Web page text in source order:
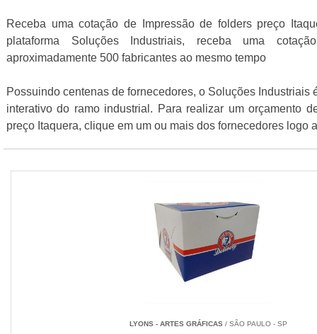
Receba uma cotação de Impressão de folders preço
plataforma Soluções Industriais, receba uma
aproximadamente 500 fabricantes ao mesmo tempo
Possuindo centenas de fornecedores, o Soluções Industriais
interativo do ramo industrial. Para realizar um orçamento
preço Itaquera, clique em um ou mais dos fornecedores logo
LYONS - ARTES GRÁFICAS/ SÃO PAULO - SP